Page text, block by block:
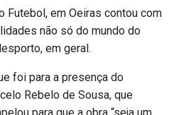
Futebol, em Oeiras contou com
não só do mundo do
em geral.
foi para a presença do
Rebelo de Sousa, que